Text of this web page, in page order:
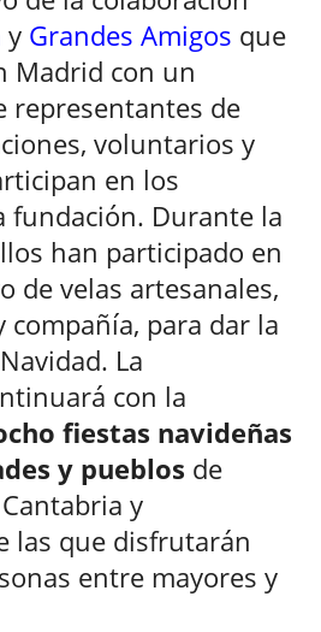
y Grandes Amigos que
Madrid con un
representantes de
voluntarios y
en los
fundación. Durante la
han participado en
de velas artesanales,
compañía, para dar la
La
con la
fiestas navideñas
y pueblos de
y
las que disfrutarán
entre mayores y